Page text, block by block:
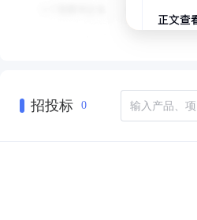
招投标 0